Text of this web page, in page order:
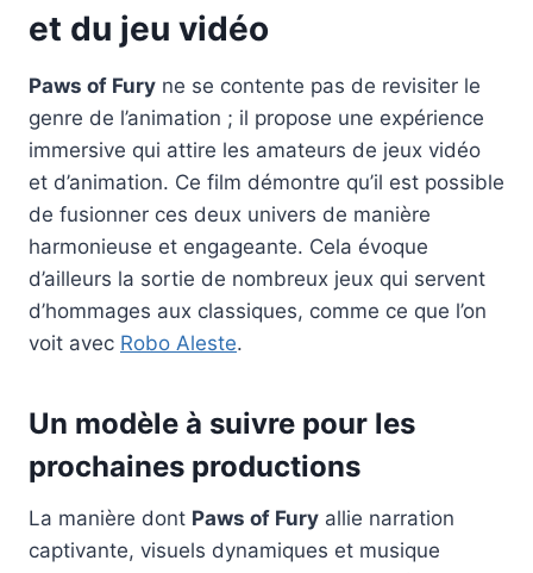
et du jeu vidéo
Paws of Fury ne se contente pas de revisiter le
genre de l’animation ; il propose une expérience
immersive qui attire les amateurs de jeux vidéo
et d’animation. Ce film démontre qu’il est possible
de fusionner ces deux univers de manière
harmonieuse et engageante. Cela évoque
d’ailleurs la sortie de nombreux jeux qui servent
d’hommages aux classiques, comme ce que l’on
voit avec Robo Aleste.
Un modèle à suivre pour les
prochaines productions
La manière dont Paws of Fury allie narration
captivante, visuels dynamiques et musique